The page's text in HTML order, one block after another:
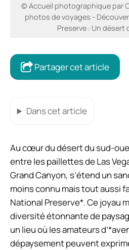
© Accueil photographique par
photos de voyages -
Preserve : Un désert
Partager cet article
Dans cet article
Au cœur du désert du sud-
entre les paillettes de Las
Grand Canyon, s’étend un
moins connu mais tout aussi
National Preserve*. Ce joyau
diversité étonnante de
un lieu où les amateurs
dépaysement peuvent